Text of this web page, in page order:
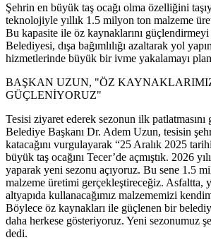
Şehrin en büyük taş ocağı olma özelliğini
teknolojiyle yıllık 1.5 milyon ton malzeme
Bu kapasite ile öz kaynaklarını
Belediyesi, dışa bağımlılığı azaltarak yol
hizmetlerinde büyük bir ivme yakalamayı
BAŞKAN UZUN, "ÖZ
GÜÇLENİYORUZ"
Tesisi ziyaret ederek sezonun ilk patlatmasını
Belediye Başkanı Dr. Adem Uzun, tesisin
katacağını vurgulayarak “25 Aralık 2025
büyük taş ocağını Tecer’de açmıştık. 2026
yaparak yeni sezonu açıyoruz. Bu sene 1.5
malzeme üretimi gerçekleştireceğiz. Asfaltta,
altyapıda kullanacağımız malzememizi
Böylece öz kaynakları ile güçlenen bir
daha herkese gösteriyoruz. Yeni sezonumuz
dedi.